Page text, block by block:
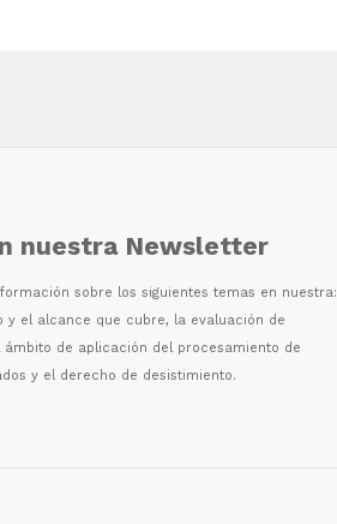
nuestra Newsletter
ón sobre los siguientes temas en nuestra:
y el alcance que cubre, la evaluación de
ámbito de aplicación del procesamiento de
y el derecho de desistimiento.